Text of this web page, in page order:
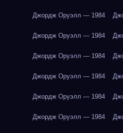
Джордж Оруэлл — 1984
Джордж Оруэлл — 1984
Джордж Оруэлл — 1984
Джордж Оруэлл — 1984
Джордж Оруэлл — 1984
Джордж Оруэлл — 1984